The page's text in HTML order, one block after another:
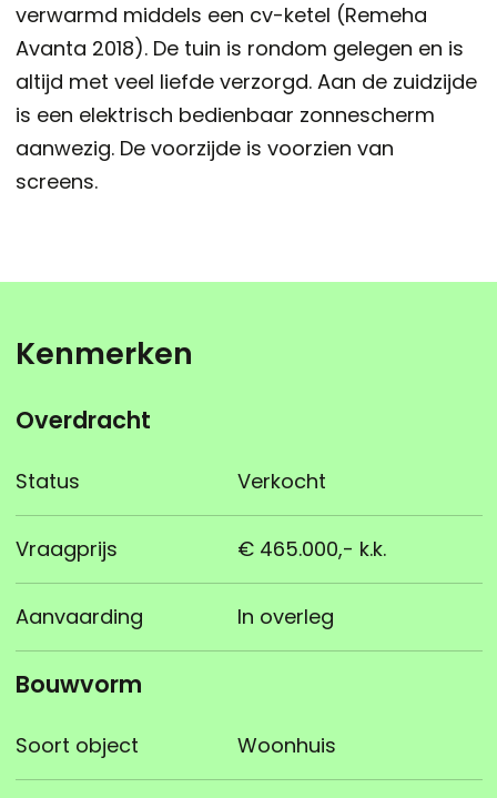
verwarmd middels een cv-ketel (Remeha
Avanta 2018). De tuin is rondom gelegen en is
altijd met veel liefde verzorgd. Aan de zuidzijde
is een elektrisch bedienbaar zonnescherm
aanwezig. De voorzijde is voorzien van
screens.
Kenmerken
Overdracht
Status Verkocht
Vraagprijs € 465.000,- k.k.
Aanvaarding In overleg
Bouwvorm
Soort object Woonhuis